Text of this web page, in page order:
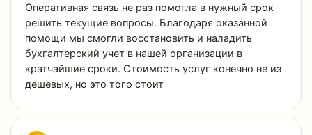
Оперативная связь не раз помогла в нужный срок
решить текущие вопросы. Благодаря оказанной
помощи мы смогли восстановить и наладить
бухгалтерский учет в нашей организации в
кратчайшие сроки. Стоимость услуг конечно не из
дешевых, но это того стоит